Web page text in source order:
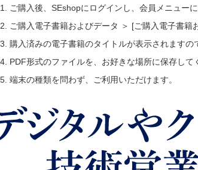
ご購入後、SEshopにログインし、会員メニューに
ご購入電子書籍およびデータ ＞ [ご購入電子書籍
購入済みの電子書籍のタイトルが表示されますの
PDF形式のファイルを、お好きな場所に保存して
端末の種類を問わず、ご利用いただけます。